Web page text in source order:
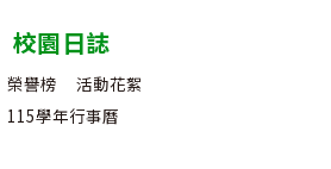
校園日誌
榮譽榜
活動花絮
115學年行事曆